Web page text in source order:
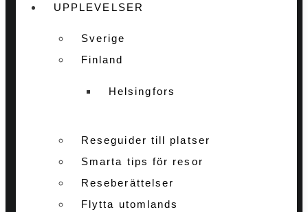
UPPLEVELSER
Sverige
Finland
Helsingfors
Reseguider till platser
Smarta tips för resor
Reseberättelser
Flytta utomlands